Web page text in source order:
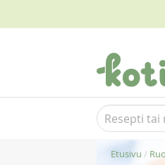
Etusivu /